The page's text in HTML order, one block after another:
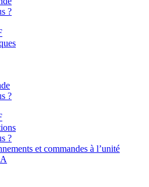
?
?
?
et commandes à l’unité